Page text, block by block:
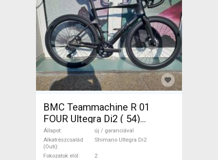
BMC Teammachine R 01
FOUR Ultegra Di2 ( 54)
Országúti Shimano Ultegra
Di2 tárcsafék új / garanciával
ELADÓ
Állapot
új / garanciával
Alkatrészcsalád
(Outi)
Shimano Ultegra Di2
Fokozatok elöl
2